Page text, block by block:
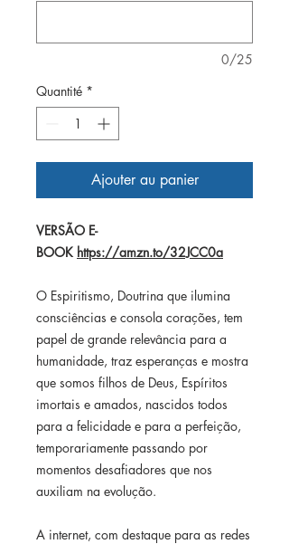
0/25
Quantité *
Ajouter au panier
VERSÃO E-
BOOK https://amzn.to/32JCC0a
O Espiritismo, Doutrina que ilumina
consciências e consola corações, tem
papel de grande relevância para a
humanidade, traz esperanças e mostra
que somos filhos de Deus, Espíritos
imortais e amados, nascidos todos
para a felicidade e para a perfeição,
temporariamente passando por
momentos desafiadores que nos
auxiliam na evolução.
A internet, com destaque para as redes